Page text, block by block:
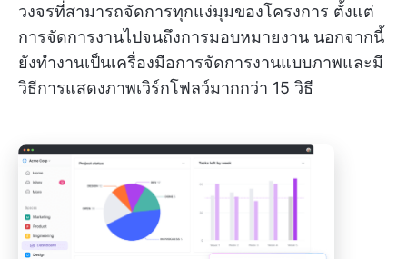
วงจรที่สามารถจัดการทุกแง่มุมของโครงการ ตั้งแต่
การจัดการงานไปจนถึงการมอบหมายงาน นอกจากนี้
ยังทำงานเป็นเครื่องมือการจัดการงานแบบภาพและมี
วิธีการแสดงภาพเวิร์กโฟลว์มากกว่า 15 วิธี